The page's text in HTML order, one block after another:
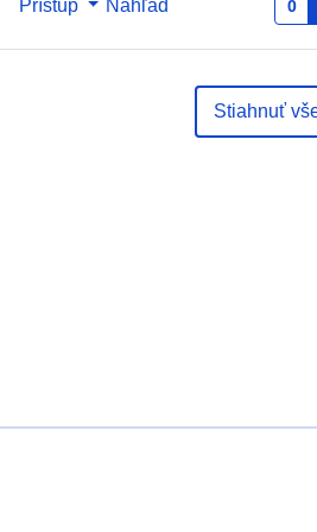
Prístup Náhľad 0
Stiahnuť